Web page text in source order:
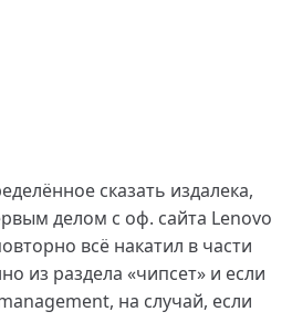
сказать издалека,
делом с оф. сайта Lenovo
всё накатил в части
из раздела «чипсет» и если
на случай, если